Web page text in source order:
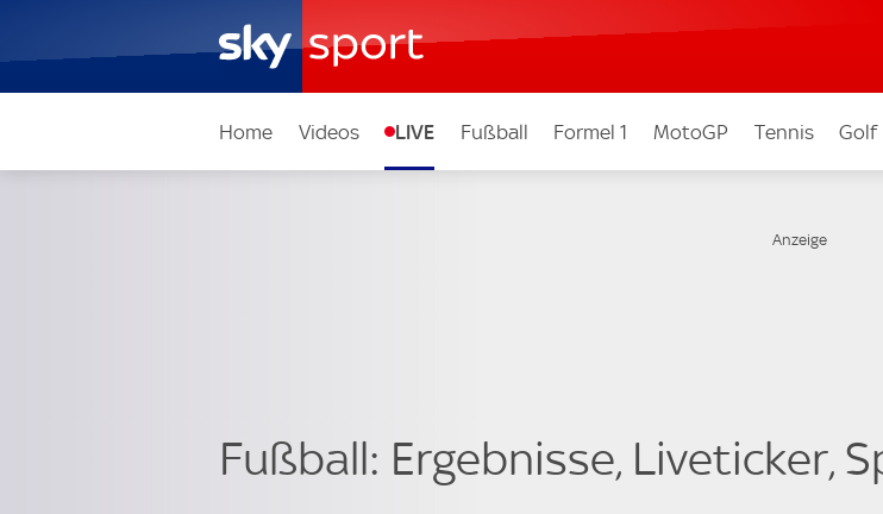
Home Videos LIVE Fußball Formel 1 MotoGP Tennis Golf
Fußball: Ergebnisse, Liveticker,